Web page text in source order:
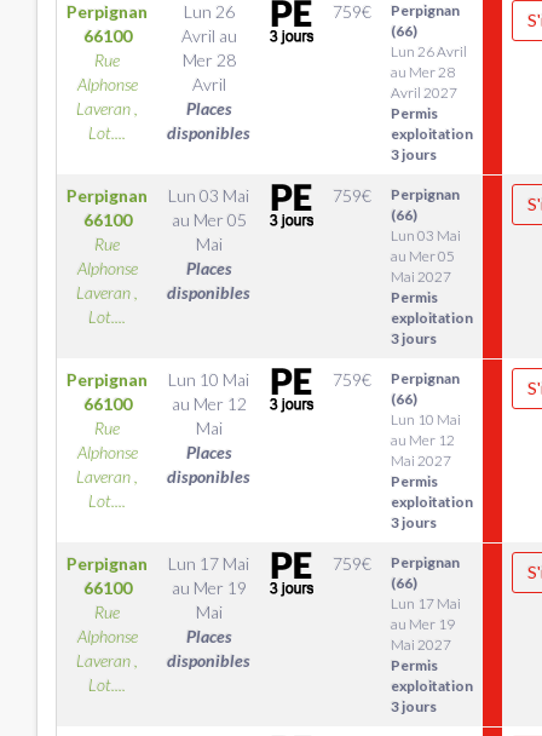
Perpignan
66100
Rue
Alphonse
Laveran ,
Lot....
Lun 26
Avril au
Mer 28
Avril
Places
disponibles
759€
Perpignan
(66)
Lun 26 Avril
au Mer 28
Avril 2027
Permis
exploitation
3 jours
Perpignan
66100
Rue
Alphonse
Laveran ,
Lot....
Lun 03 Mai
au Mer 05
Mai
Places
disponibles
759€
Perpignan
(66)
Lun 03 Mai
au Mer 05
Mai 2027
Permis
exploitation
3 jours
Perpignan
66100
Rue
Alphonse
Laveran ,
Lot....
Lun 10 Mai
au Mer 12
Mai
Places
disponibles
759€
Perpignan
(66)
Lun 10 Mai
au Mer 12
Mai 2027
Permis
exploitation
3 jours
Perpignan
66100
Rue
Alphonse
Laveran ,
Lot....
Lun 17 Mai
au Mer 19
Mai
Places
disponibles
759€
Perpignan
(66)
Lun 17 Mai
au Mer 19
Mai 2027
Permis
exploitation
3 jours